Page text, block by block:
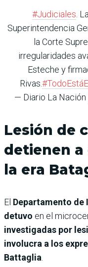
#Judiciales .
Superintendencia
la Corte
irregularidades
Esteche y
Rivas.
— Diario La
Lesión de
detienen
la era
El Departamento
detuvo en el
investigadas por
involucra a los
Battaglia